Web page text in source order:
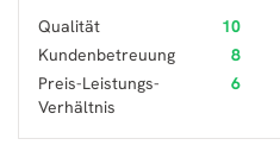
Qualität
10
Kundenbetreuung
8
Preis-Leistungs-
Verhältnis
6